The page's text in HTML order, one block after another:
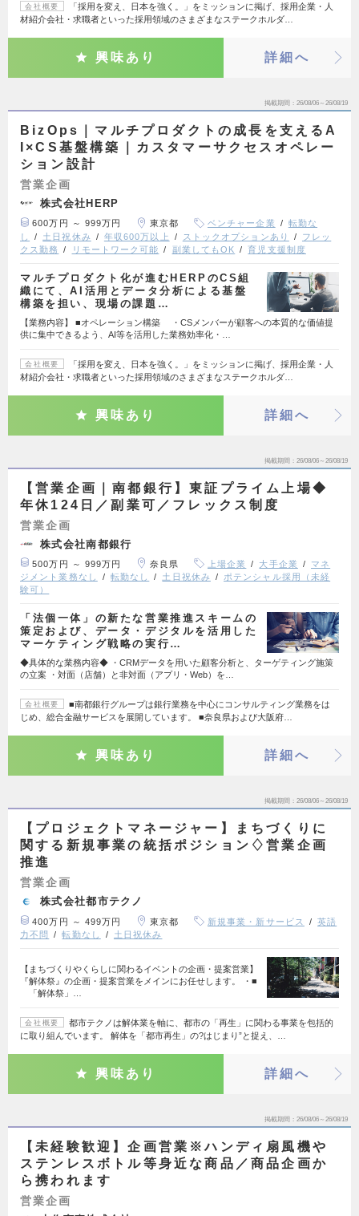
会社概要
「採用を変え、日本を強く。」をミッションに掲げ、採用企業・人
材紹介会社・求職者といった採用領域のさまざまなステークホルダ…
興味あり 詳細へ
掲載期間 26/08/06～26/08/19
BizOps｜マルチプロダクトの成長を支えるA
I×CS基盤構築｜カスタマーサクセスオペレー
ション設計
営業企画
株式会社HERP
600万円 ～ 999万円 東京都 ベンチャー企業
転勤な
し
土日祝休み 年収600万以上 ストックオプションあり
フレッ
クス勤務
リモートワーク可能 副業してもOK 育児支援制度
マルチプロダクト化が進むHERPのCS組
織にて、AI活用とデータ分析による基盤
構築を担い、現場の課題…
【業務内容】 ■オペレーション構築 ・CSメンバーが顧客への本質的な価値提
供に集中できるよう、AI等を活用した業務効率化・…
会社概要
「採用を変え、日本を強く。」をミッションに掲げ、採用企業・人
材紹介会社・求職者といった採用領域のさまざまなステークホルダ…
興味あり 詳細へ
掲載期間 26/08/06～26/08/19
【営業企画｜南都銀行】東証プライム上場◆
年休124日／副業可／フレックス制度
営業企画
株式会社南都銀行
500万円 ～ 999万円 奈良県 上場企業 大手企業
マネ
ジメント業務なし
転勤なし 土日祝休み
ポテンシャル採用（未経
験可）
「法個一体」の新たな営業推進スキームの
策定および、データ・デジタルを活用した
マーケティング戦略の実行…
◆具体的な業務内容◆ ・CRMデータを用いた顧客分析と、ターゲティング施策
の立案 ・対面（店舗）と非対面（アプリ・Web）を…
会社概要
■南都銀行グループは銀行業務を中心にコンサルティング業務をは
じめ、総合金融サービスを展開しています。 ■奈良県および大阪府…
興味あり 詳細へ
掲載期間 26/08/06～26/08/19
【プロジェクトマネージャー】まちづくりに
関する新規事業の統括ポジション♢営業企画
推進
営業企画
株式会社都市テクノ
400万円 ～ 499万円 東京都 新規事業・新サービス
英語
力不問
転勤なし 土日祝休み
【まちづくりやくらしに関わるイベントの企画・提案営業】
『解体祭』の企画・提案営業をメインにお任せします。 ・■
「解体祭」…
会社概要
都市テクノは解体業を軸に、都市の「再生」に関わる事業を包括的
に取り組んでいます。 解体を「都市再生」の?はじまり”と捉え、…
興味あり 詳細へ
掲載期間 26/08/06～26/08/19
【未経験歓迎】企画営業※ハンディ扇風機や
ステンレスボトル等身近な商品／商品企画か
ら携われます
営業企画